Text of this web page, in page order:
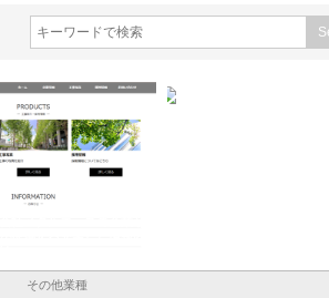
提供する充実した情報内
その他業種